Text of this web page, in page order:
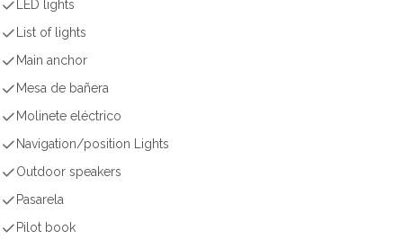
LED lights
List of lights
Main anchor
Mesa de bañera
Molinete eléctrico
Navigation/position Lights
Outdoor speakers
Pasarela
Pilot book